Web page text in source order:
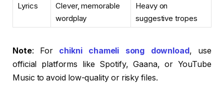
Lyrics
Clever, memorable
wordplay
Heavy on
suggestive tropes
Note: For chikni chameli song download, use
official platforms like Spotify, Gaana, or YouTube
Music to avoid low-quality or risky files.